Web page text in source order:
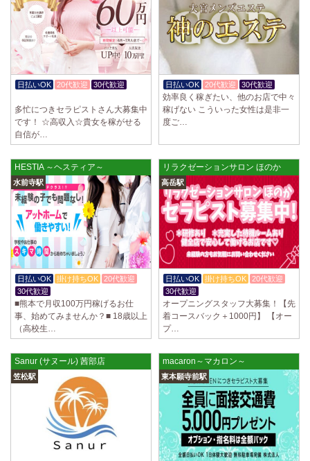
制服あり、ノルマ、罰金なし 高額報酬が稼げるだけでなく、高待遇や手
厚い福利厚生を完備しております！ぜひご活用ください♪ 指名…
2025/04/09[藤が丘駅]
sirena (シレーナ) 名東ルーム
制服あり、ノルマ、罰金なし 高額報酬が稼げるだけでなく、高待遇や手
厚い福利厚生を完備しております！ぜひご活用ください♪ 指名…
2025/04/08[勝川駅]
Cat’s (キャッツ)
18歳以上（高校生不可） オープンニングセラピストさん大募集！ 営業時
2025/04/05
[日本橋駅]
Aroma de Banana (あろばな)
オープンにつきセラピスト大募集！！ 求人探しに苦労されている貴方様
に朗報です！ 当店では講習制度を徹底しています。 セクハラ…
2025/04/04[吉祥寺駅]
LoveCHU (ラブチュ) 吉祥寺ルーム
やる気のあるセラピスト大募集！ 「本気で稼ぎたい！」「もっと人気セ
ラピストになりたい！」 そんなあなたを全力でサポートします…
2025/04/04[渋谷駅]
LoveCHU (ラブチュ) 渋谷ルーム
ラピストになりたい！」 そんなあなたを全力でサポートします…
2025/04/02[千歳烏山駅]
LoveCHU (ラブチュ) 千歳烏山ルーム
やる気のあるセラピスト大募集！ 「本気で稼ぎたい！」「もっと人気セ
ラピストになりたい！」 そんなあなたを全力でサポートします…
2025/03/31
[八王子駅]
日払いOK 20代歓迎
30代歓迎
多忙につきセラピストさん大募集中
です！ ☆高収入☆貴女を稼がせる
自信が…
日払いOK 20代歓迎 30代歓迎
効率良く稼ぎたい、他のお店で中々
稼げない こういった女性は是非一
度ご…
HESTIA ～ヘスティア～
水前寺駅
日払いOK 掛け持ちOK
20代歓迎
30代歓迎
■熊本で月収100万円稼げるお仕
事、始めてみませんか？■ 18歳以上
（高校生…
リラクゼーションサロン ほのか
高岳駅
日払いOK 掛け持ちOK
20代歓迎
30代歓迎
オープニングスタッフ大募集！【先
着コースバック＋1000円】 【オー
プ…
Sanur (サヌール) 茜部店
笠松駅
macaron～マカロン～
東本願寺前駅